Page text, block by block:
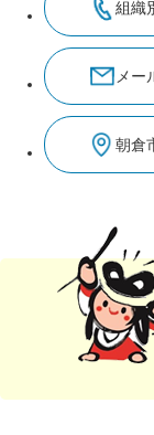
組織
メー
朝倉